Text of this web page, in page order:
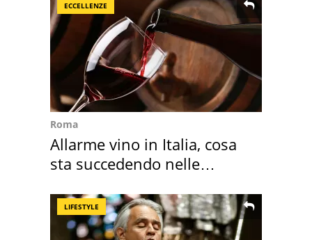
ECCELLENZE
Roma
Allarme vino in Italia, cosa
sta succedendo nelle
LIFESTYLE